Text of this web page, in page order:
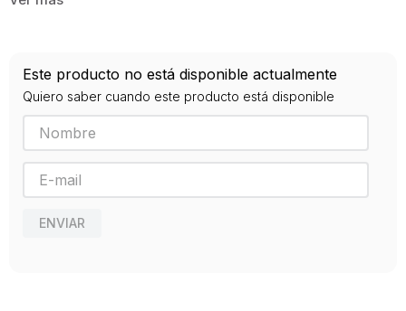
9789504958772
Editorial
PLANETA JUNIOR
Año de publicación
2017
Este producto no está disponible actualmente
Quiero saber cuando este producto está disponible
ENVIAR